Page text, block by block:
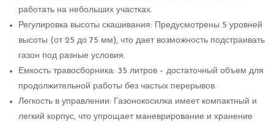
работать на небольших участках.
Регулировка высоты скашивания: Предусмотрены 5 уровней
высоты (от 25 до 75 мм), что дает возможность подстраивать
газон под разные условия.
Емкость травосборника: 35 литров – достаточный объем для
продолжительной работы без частых перерывов.
Легкость в управлении: Газонокосилка имеет компактный и
легкий корпус, что упрощает маневрирование и хранение